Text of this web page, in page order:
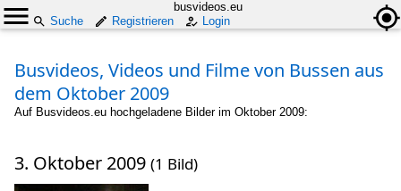
busvideos.eu
Suche
Registrieren Login
Busvideos, Videos und Filme von Bussen aus
dem Oktober 2009
Auf Busvideos.eu hochgeladene Bilder im Oktober 2009:
3. Oktober 2009 (1 Bild)